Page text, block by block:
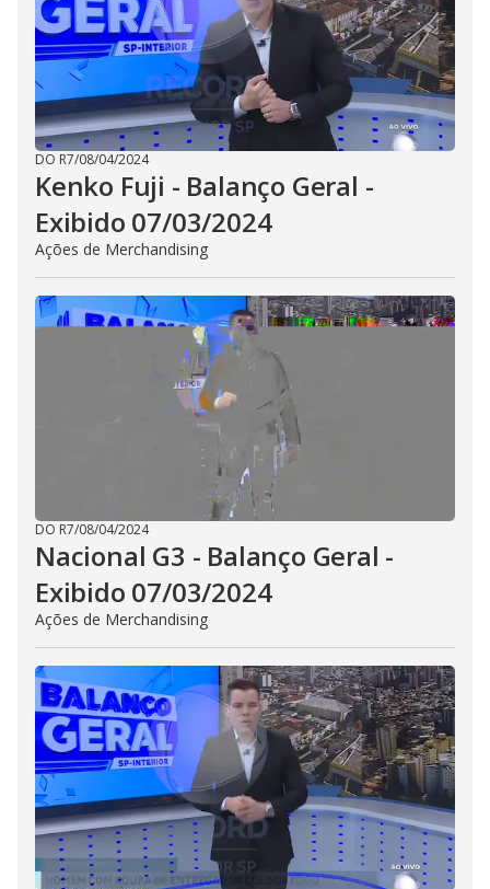
DO R7/08/04/2024
Kenko Fuji - Balanço Geral -
Exibido 07/03/2024
Ações de Merchandising
DO R7/08/04/2024
Nacional G3 - Balanço Geral -
Exibido 07/03/2024
Ações de Merchandising